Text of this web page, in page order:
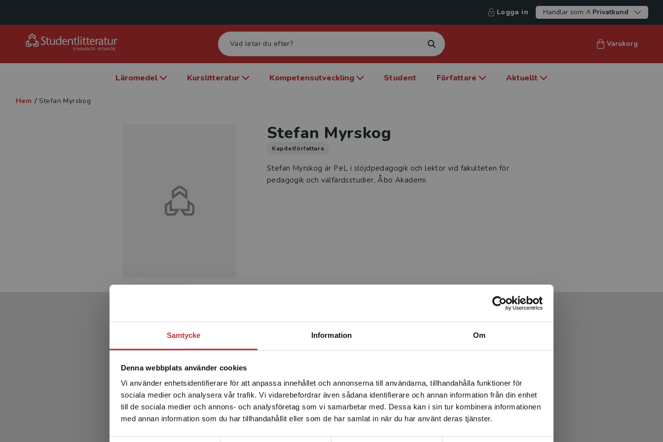
Samtycke Information Om
Denna webbplats använder cookies
Vi använder enhetsidentifierare för att anpassa innehållet och annonserna till användarna, tillhandahålla funktioner för
sociala medier och analysera vår trafik. Vi vidarebefordrar även sådana identifierare och annan information från din enhet
till de sociala medier och annons- och analysföretag som vi samarbetar med. Dessa kan i sin tur kombinera informationen
med annan information som du har tillhandahållit eller som de har samlat in när du har använt deras tjänster.
Begränsad fraktregion
Det verkar som att du besöker studentlitteratur.se via en
enhet utanför Sverige. Vi erbjuder inte leveranser utanför
Sverige. För att kunna slutföra ett köp måste
leveransadressen vara i Sverige.Läs mer
Logga in Handlar som: Privatkund
Varukorg
Läromedel Kurslitteratur Kompetensutveckling Student Författare Aktuellt
Hem / Stefan Myrskog
Stefan Myrskog
Kapitelförfattare
Stefan Myrskog är PeL i slöjdpedagogik och lektor vid fakulteten för
pedagogik och välfärdsstudier, Åbo Akademi.
Produkter